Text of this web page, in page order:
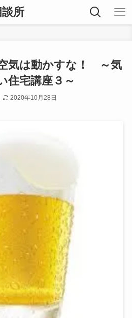
所
気は動かすな！ ～気
住宅講座３～
2020年10月28日